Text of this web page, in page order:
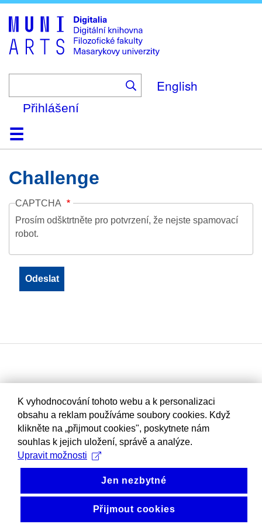
to
main
content
English
Přihlášení
DomůKolekce
Prohlížení
Vyhledávání
O platformě
Nápověda
KontaktDigitalia
Challenge
CAPTCHA
Prosím odšktrtněte pro potvrzení, že nejste spamovací
robot.
K vyhodnocování tohoto webu a k personalizaci
obsahu a reklam používáme soubory cookies. Když
klikněte na „přijmout cookies", poskytnete nám
souhlas k jejich uložení, správě a analýze.
Upravit možnosti
Jen nezbytné
Přijmout cookies